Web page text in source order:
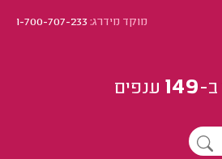
מוקד מידרג:1-700-707-233
ב-149 ענפים